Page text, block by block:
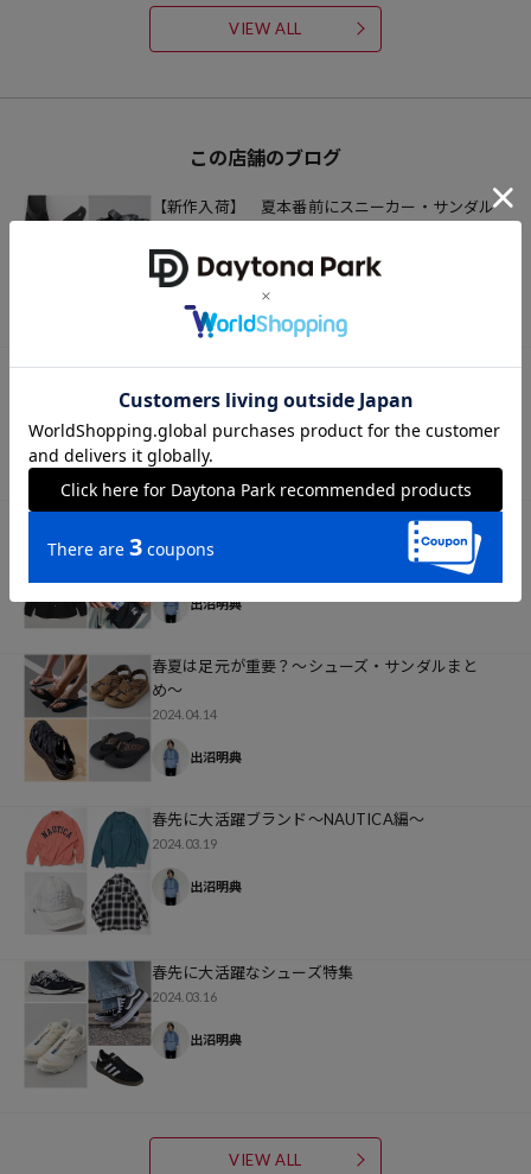
VIEW ALL
この店舗のブログ
【新作入荷】 夏本番前にスニーカー・サンダル
2024.06.18
出沼明典
欲しくなった頃には時すでに遅し？〜夏を攻略マ
2024.04.15
出沼明典
春夏は足元が重要？〜シューズ・サンダルまと
め〜
2024.04.14
出沼明典
春先に大活躍ブランド〜NAUTICA編〜
2024.03.19
出沼明典
春先に大活躍なシューズ特集
2024.03.16
出沼明典
VIEW ALL